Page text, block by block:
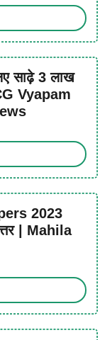
साढ़े 3 लाख
Vyapam
2023
| Mahila